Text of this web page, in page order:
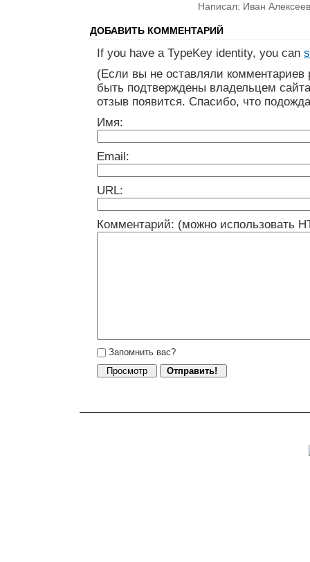
Написал: Иван
ДОБАВИТЬ КОММЕНТАРИЙ
If you have a TypeKey identity, you can
(Если вы не оставляли
быть подтверждены владельцем
отзыв появится. Спасибо, что
Имя:
Email:
URL:
Комментарий: (можно использовать
Запомнить вас?